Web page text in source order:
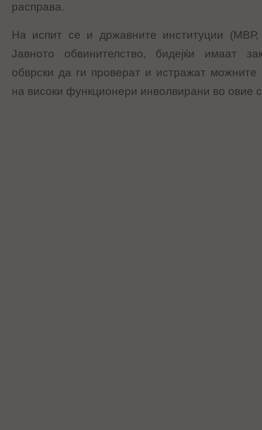
расправа.
На испит се и државните институции
Јавното обвинителство, бидејќи имаат
обврски да ги проверат и истражат можните
на високи функционери инволвирани во овие